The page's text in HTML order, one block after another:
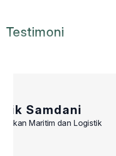
Testimoni
Daniel Saud
Fernando